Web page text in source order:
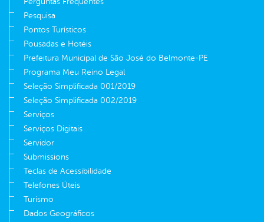
Pesquisa
Pontos Turísticos
Pousadas e Hotéis
Prefeitura Municipal de São José do Belmonte-PE
Programa Meu Reino Legal
Seleção Simplificada 001/2019
Seleção Simplificada 002/2019
Serviços
Serviços Digitais
Servidor
Submissions
Teclas de Acessibilidade
Telefones Úteis
Turismo
Dados Geográficos